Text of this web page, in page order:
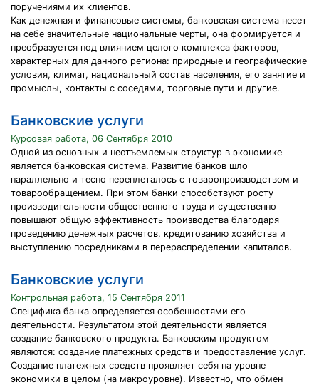
поручениями их клиентов.
Как денежная и финансовые системы, банковская система несет
на себе значительные национальные черты, она формируется и
преобразуется под влиянием целого комплекса факторов,
характерных для данного региона: природные и географические
условия, климат, национальный состав населения, его занятие и
промыслы, контакты с соседями, торговые пути и другие.
Банковские услуги
Курсовая работа, 06 Сентября 2010
Одной из основных и неотъемлемых структур в экономике
является банковская система. Развитие банков шло
параллельно и тесно переплеталось с товаропроизводством и
товарообращением. При этом банки способствуют росту
производительности общественного труда и существенно
повышают общую эффективность производства благодаря
проведению денежных расчетов, кредитованию хозяйства и
выступлению посредниками в перераспределении капиталов.
Банковские услуги
Контрольная работа, 15 Сентября 2011
Специфика банка определяется особенностями его
деятельности. Результатом этой деятельности является
создание банковского продукта. Банковским продуктом
являются: создание платежных средств и предоставление услуг.
Создание платежных средств проявляет себя на уровне
экономики в целом (на макроуровне). Известно, что обмен